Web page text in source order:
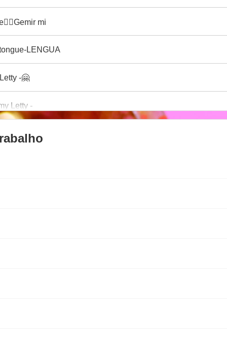
mi
LENGUA
-🤗
Letty -